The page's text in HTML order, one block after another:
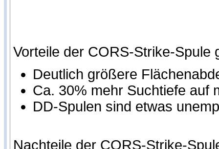
Vorteile der CORS-Strike-Spule
Deutlich größere
Ca. 30% mehr Suchtiefe auf
DD-Spulen sind etwas
Nachteile der CORS-Strike-